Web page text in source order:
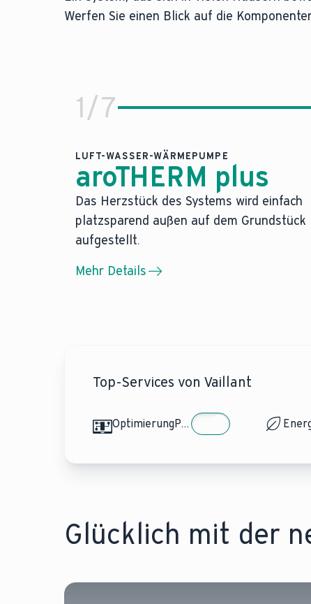
Werfen Sie einen Blick auf die
1/7
LUFT-WASSER-WÄRMEPUMPE
aroTHERM plus
Das Herzstück des Systems wird einfach
platzsparend außen auf dem Grundstück
aufgestellt.
Mehr Details
Herzstück des
Luft-Wasser-Wärmepumpe
Unser Top-Wärmepumpe nutzt die
Top-Services von Vaillant
OptimierungPLUS
Glücklich mit der